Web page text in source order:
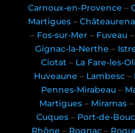
Carnoux-en-Provence –
Martigues –
– Fos-sur-Mer– Fuveau–
Gignac-la-Nerthe –
Ciotat – La Fare-les-
Huveaune – Lambesc–
Pennes-Mirabeau –
Martigues– Miramas–
Cuques – Port-de-Bouc
Rhône – Rognac –